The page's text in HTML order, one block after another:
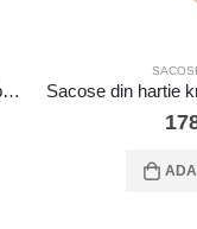
Sacoșă cu maner plat 26x13x31 – 250 buc./cutie